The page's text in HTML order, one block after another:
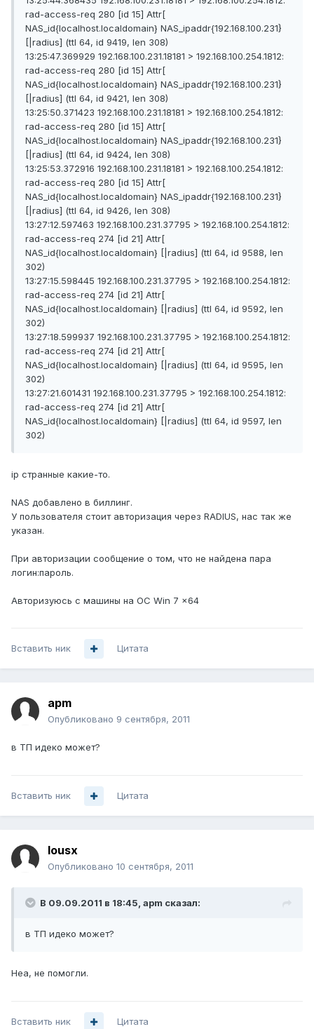
rad-access-req 280 [id 15] Attr[
NAS_id{localhost.localdomain} NAS_ipaddr{192.168.100.231}
[|radius] (ttl 64, id 9419, len 308)
13:25:47.369929 192.168.100.231.18181 > 192.168.100.254.1812:
rad-access-req 280 [id 15] Attr[
NAS_id{localhost.localdomain} NAS_ipaddr{192.168.100.231}
[|radius] (ttl 64, id 9421, len 308)
13:25:50.371423 192.168.100.231.18181 > 192.168.100.254.1812:
rad-access-req 280 [id 15] Attr[
NAS_id{localhost.localdomain} NAS_ipaddr{192.168.100.231}
[|radius] (ttl 64, id 9424, len 308)
13:25:53.372916 192.168.100.231.18181 > 192.168.100.254.1812:
rad-access-req 280 [id 15] Attr[
NAS_id{localhost.localdomain} NAS_ipaddr{192.168.100.231}
[|radius] (ttl 64, id 9426, len 308)
13:27:12.597463 192.168.100.231.37795 > 192.168.100.254.1812:
rad-access-req 274 [id 21] Attr[
NAS_id{localhost.localdomain} [|radius] (ttl 64, id 9588, len
302)
13:27:15.598445 192.168.100.231.37795 > 192.168.100.254.1812:
rad-access-req 274 [id 21] Attr[
NAS_id{localhost.localdomain} [|radius] (ttl 64, id 9592, len
302)
13:27:18.599937 192.168.100.231.37795 > 192.168.100.254.1812:
rad-access-req 274 [id 21] Attr[
NAS_id{localhost.localdomain} [|radius] (ttl 64, id 9595, len
302)
13:27:21.601431 192.168.100.231.37795 > 192.168.100.254.1812:
rad-access-req 274 [id 21] Attr[
NAS_id{localhost.localdomain} [|radius] (ttl 64, id 9597, len
302)
ip странные какие-то.
NAS добавлено в биллинг.
У пользователя стоит авторизация через RADIUS, нас так же
указан.
При авторизации сообщение о том, что не найдена пара
логин:пароль.
Авторизуюсь с машины на ОС Win 7 x64
Вставить ник Цитата
apm
Опубликовано 9 сентября, 2011
в ТП идеко может?
Вставить ник Цитата
lousx
Опубликовано 10 сентября, 2011
В 09.09.2011 в 18:45, apm сказал:
в ТП идеко может?
Неа, не помогли.
Вставить ник Цитата